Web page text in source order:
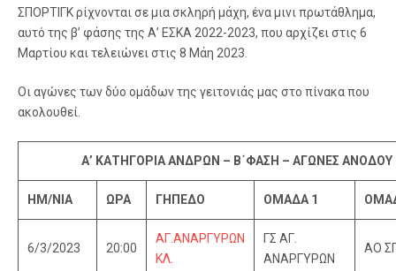
ΣΠΟΡΤΙΓΚ ρίχνονται σε μια σκληρή μάχη, ένα μινι πρωτάθλημα,
αυτό της β’ φάσης της Α’ ΕΣΚΑ 2022-2023, που αρχίζει στις 6
Μαρτίου και τελειώνει στις 8 Μάη 2023.
Οι αγώνες των δύο ομάδων της γειτονιάς μας στο πίνακα που
ακολουθεί.
Α’ ΚΑΤΗΓΟΡΙΑ ΑΝΔΡΩΝ – Β΄ΦΑΣΗ – ΑΓΩΝΕΣ ΑΝΟΔΟΥ
ΗΜ/ΝΙΑ ΩΡΑ ΓΗΠΕΔΟ ΟΜΑΔΑ 1
6/3/2023 20:00
ΑΓ.ΑΝΑΡΓΥΡΩΝ
ΚΛ.
ΓΣ ΑΓ.
ΑΝΑΡΓΥΡΩΝ
ΑΟ